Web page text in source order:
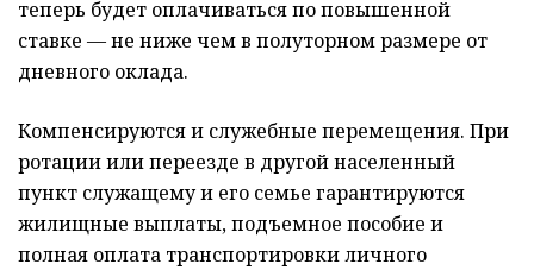
теперь будет оплачиваться по повышенной
ставке — не ниже чем в полуторном размере от
дневного оклада.
Компенсируются и служебные перемещения. При
ротации или переезде в другой населенный
пункт служащему и его семье гарантируются
жилищные выплаты, подъемное пособие и
полная оплата транспортировки личного